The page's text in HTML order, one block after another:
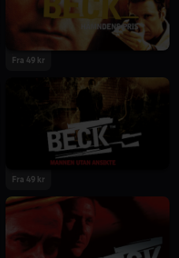
Fra 49 kr
Fra 49 kr